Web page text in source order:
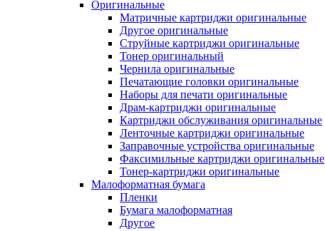
Оригинальные
Матричные картриджи оригинальные
Другое оригинальные
Струйные картриджи оригинальные
Тонер оригинальный
Чернила оригинальные
Печатающие головки оригинальные
Наборы для печати оригинальные
Драм-картриджи оригинальные
Картриджи обслуживания оригинальные
Ленточные картриджи оригинальные
Заправочные устройства оригинальные
Факсимильные картриджи оригинальные
Тонер-картриджи оригинальные
Малоформатная бумага
Пленки
Бумага малоформатная
Другое